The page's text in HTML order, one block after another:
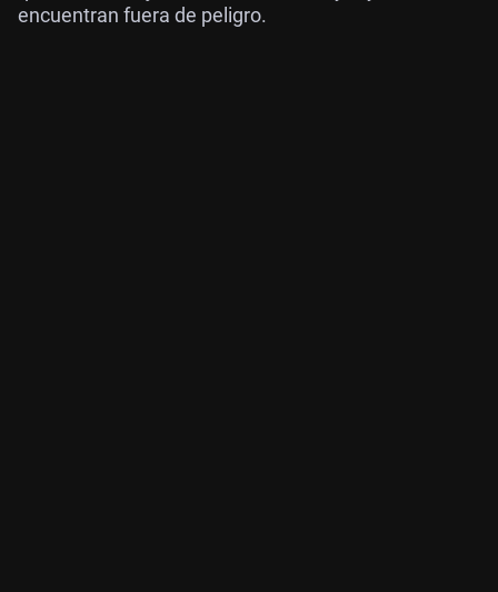
encuentran fuera de peligro.